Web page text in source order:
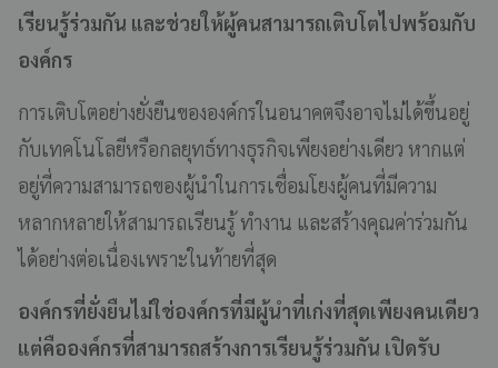
เรียนรู้ร่วมกัน และช่วยให้ผู้คนสามารถเติบโตไปพร้อมกับ
องค์กร
การเติบโตอย่างยั่งยืนขององค์กรในอนาคตจึงอาจไม่ได้ขึ้นอยู่
กับเทคโนโลยีหรือกลยุทธ์ทางธุรกิจเพียงอย่างเดียว หากแต่
อยู่ที่ความสามารถของผู้นำในการเชื่อมโยงผู้คนที่มีความ
หลากหลายให้สามารถเรียนรู้ ทำงาน และสร้างคุณค่าร่วมกัน
ได้อย่างต่อเนื่องเพราะในท้ายที่สุด
องค์กรที่ยั่งยืนไม่ใช่องค์กรที่มีผู้นำที่เก่งที่สุดเพียงคนเดียว
แต่คือองค์กรที่สามารถสร้างการเรียนรู้ร่วมกัน เปิดรับ